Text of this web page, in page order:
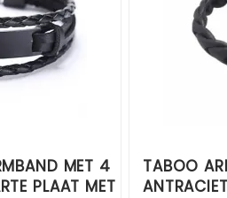
MET 4
PLAAT MET
TABOO
ANTRACIET